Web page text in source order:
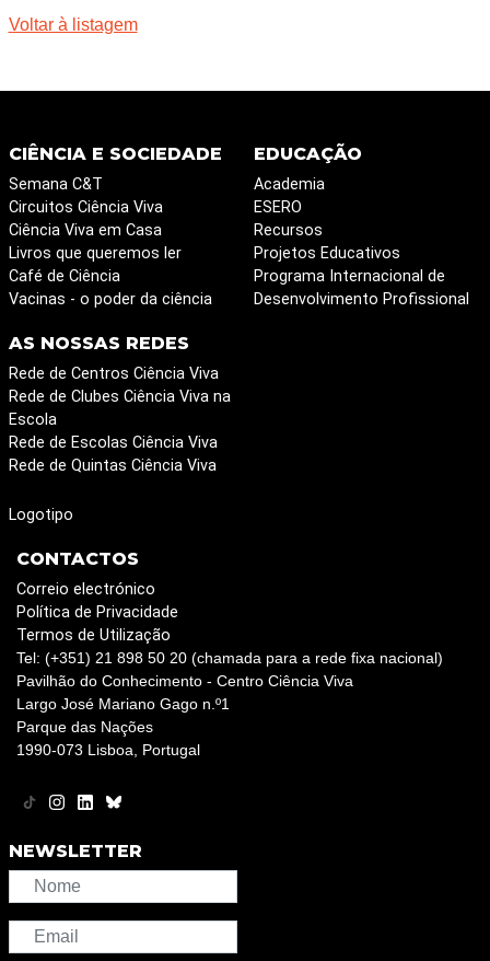
Voltar à listagem
CIÊNCIA E SOCIEDADE
Semana C&T
Circuitos Ciência Viva
Ciência Viva em Casa
Livros que queremos ler
Café de Ciência
Vacinas - o poder da ciência
EDUCAÇÃO
Academia
ESERO
Recursos
Projetos Educativos
Programa Internacional de
Desenvolvimento Profissional
AS NOSSAS REDES
Rede de Centros Ciência Viva
Rede de Clubes Ciência Viva na
Escola
Rede de Escolas Ciência Viva
Rede de Quintas Ciência Viva
Logotipo
CONTACTOS
Correio electrónico
Política de Privacidade
Termos de Utilização
Tel: (+351) 21 898 50 20 (chamada para a rede fixa nacional)
Pavilhão do Conhecimento - Centro Ciência Viva
Largo José Mariano Gago n.º1
Parque das Nações
1990-073 Lisboa, Portugal
NEWSLETTER